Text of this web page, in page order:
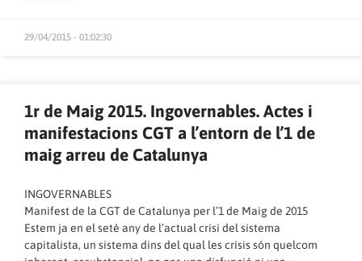
29/04/2015 - 01:02:30
1r de Maig 2015. Ingovernables. Actes i
manifestacions CGT a l’entorn de l’1 de
maig arreu de Catalunya
INGOVERNABLES
Manifest de la CGT de Catalunya per l’1 de Maig de 2015
Estem ja en el setè any de l’actual crisi del sistema
capitalista, un sistema dins del qual les crisis són quelcom